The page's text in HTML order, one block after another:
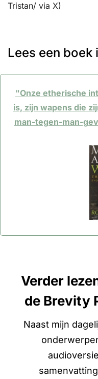
Tristan/ via X)
Lees een boek
"Onze etherische
is, zijn wapens die
man-tegen-man-
Verder
de Brevity
Naast mijn